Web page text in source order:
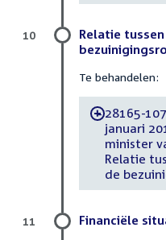
Relatie
Te behandelen:
-28165-
januari
minister
Relatie
de
10
Financiële
11